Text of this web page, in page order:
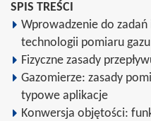
SPIS TREŚCI
Wprowadzenie do
technologii pomiaru
Fizyczne zasady
Gazomierze: zasady
typowe aplikacje
Konwersja objętości: